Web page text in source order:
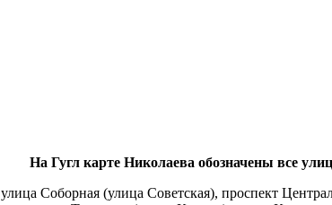
На Гугл карте Николаева обозначены все
улица Соборная (улица Советская), проспект